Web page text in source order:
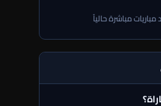
مباريات مباشرة حالياً